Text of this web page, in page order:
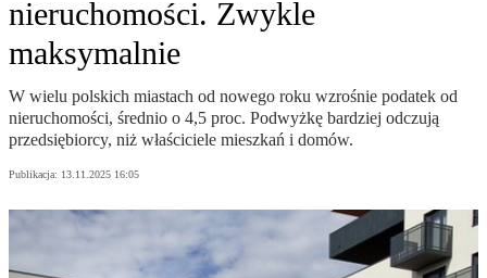
nieruchomości. Zwykle
maksymalnie
W wielu polskich miastach od nowego roku wzrośnie podatek od
nieruchomości, średnio o 4,5 proc. Podwyżkę bardziej odczują
przedsiębiorcy, niż właściciele mieszkań i domów.
Publikacja: 13.11.2025 16:05